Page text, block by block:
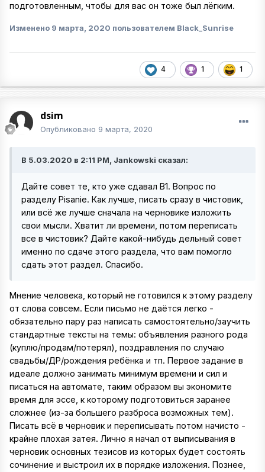
подготовленным, чтобы для вас он тоже был лёгким.
Изменено 9 марта, 2020 пользователем Black_Sunrise
4 1 1
dsim
Опубликовано 9 марта, 2020
В 5.03.2020 в 2:11 PM, Jankowski сказал:
Дайте совет те, кто уже сдавал В1. Вопрос по
разделу Pisanie. Как лучше, писать сразу в чистовик,
или всё же лучше сначала на черновике изложить
свои мысли. Хватит ли времени, потом переписать
все в чистовик? Дайте какой-нибудь дельный совет
именно по сдаче этого раздела, что вам помогло
сдать этот раздел. Спасибо.
Мнение человека, который не готовился к этому разделу
от слова совсем. Если письмо не даётся легко -
обязательно пару раз написать самостоятельно/заучить
стандартные тексты на темы: объявления разного рода
(куплю/продам/потерял), поздравления по случаю
свадьбы/ДР/рождения ребёнка и тп. Первое задание в
идеале должно занимать минимум времени и сил и
писаться на автомате, таким образом вы экономите
время для эссе, к которому подготовиться заранее
сложнее (из-за большего разброса возможных тем).
Писать всё в черновик и переписывать потом начисто -
крайне плохая затея. Лично я начал от выписывания в
черновик основных тезисов из которых будет состоять
сочинение и выстроил их в порядке изложения. Познее,